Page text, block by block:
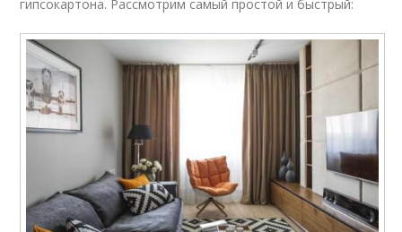
гипсокартона. Рассмотрим самый простой и быстрый: